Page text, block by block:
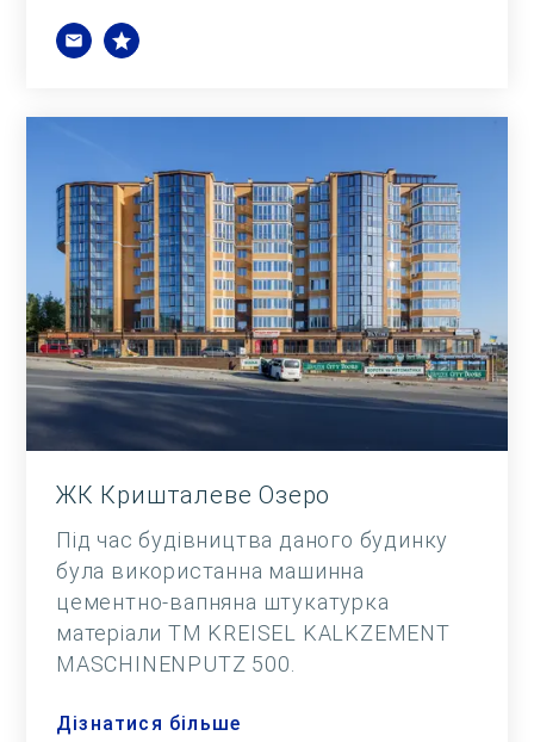
ЖК Кришталеве Озеро
Під час будівництва даного будинку
була використанна машинна
цементно-вапняна штукатурка
матеріали ТМ KREISEL KALKZEMENT
MASCHINENPUTZ 500.
Дізнатися більше